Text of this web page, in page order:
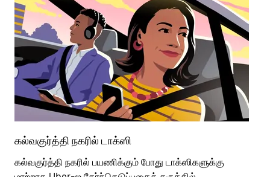
கல்வகுர்த்தி நகரில் டாக்ஸி
கல்வகுர்த்தி நகரில் பயணிக்கும் போது டாக்ஸிகளுக்கு